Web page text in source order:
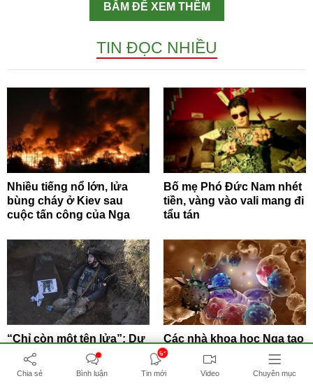
BẤM ĐỂ XEM THÊM
TIN ĐỌC NHIỀU
Nhiều tiếng nổ lớn, lửa
bùng cháy ở Kiev sau
cuộc tấn công của Nga
Bố mẹ Phó Đức Nam nhét
tiền, vàng vào vali mang đi
tẩu tán
“Chỉ còn một tên lửa”: Dư
luận Đức nói về thảm họa
thiếu tên lửa...
Các nhà khoa học Nga tạo
ra chương trình tìm kiếm
các tế bào liên...
Chia sẻ Bình luận
6+
Tin mới Video Chuyên mục